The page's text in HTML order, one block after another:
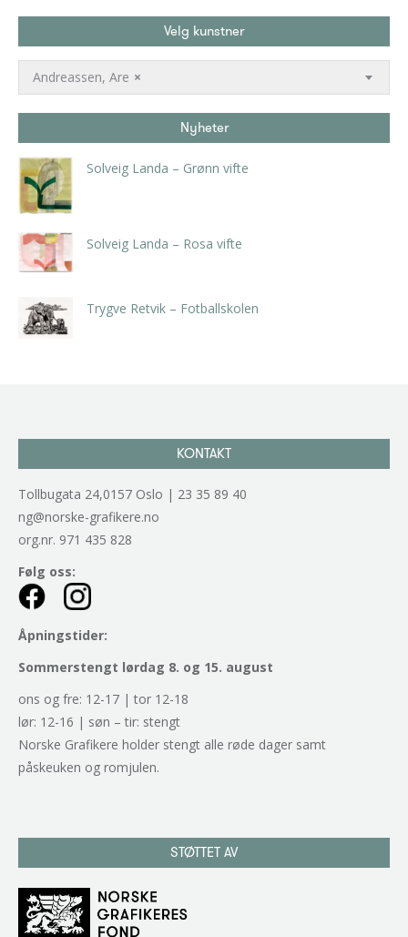
Velg kunstner
×
Andreassen, Are
Nyheter
Solveig Landa – Grønn vifte
Solveig Landa – Rosa vifte
Trygve Retvik – Fotballskolen
KONTAKT
Tollbugata 24,0157 Oslo | 23 35 89 40
ng@norske-grafikere.no
org.nr. 971 435 828
Følg oss:
Åpningstider:
Sommerstengt lørdag 8. og 15. august
ons og fre: 12-17 | tor 12-18
lør: 12-16 | søn – tir: stengt
Norske Grafikere holder stengt alle røde dager samt
påskeuken og romjulen.
STØTTET AV